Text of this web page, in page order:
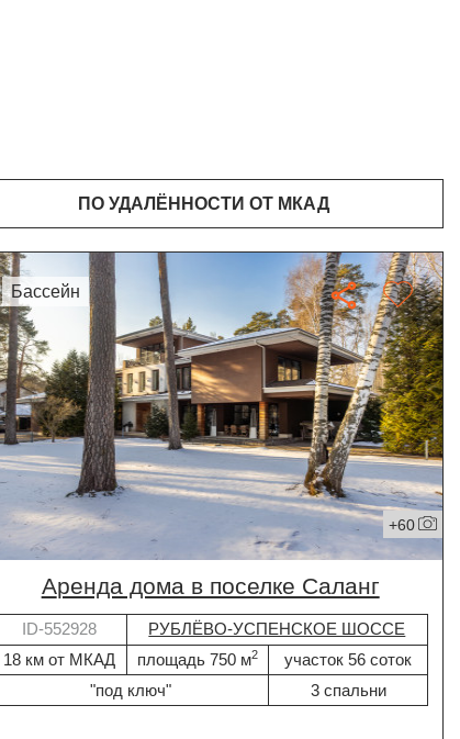
ПО УДАЛЁННОСТИ ОТ МКАД
бассейн
+60
Аренда дома в поселке Саланг
ID-552928
РУБЛЁВО-УСПЕНСКОЕ ШОССЕ
18 км от МКАД
площадь 750 м2
участок 56 соток
"под ключ"
3 спальни